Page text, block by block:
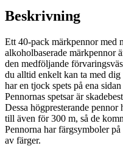
Beskrivning
Ett 40-pack märkpennor med
alkoholbaserade märkpennor
den medföljande
du alltid enkelt kan ta med
har en tjock spets på ena
Pennornas spetsar är
Dessa högpresterande
till även för 300 m, så de
Pennorna har färgsymboler
av färger.